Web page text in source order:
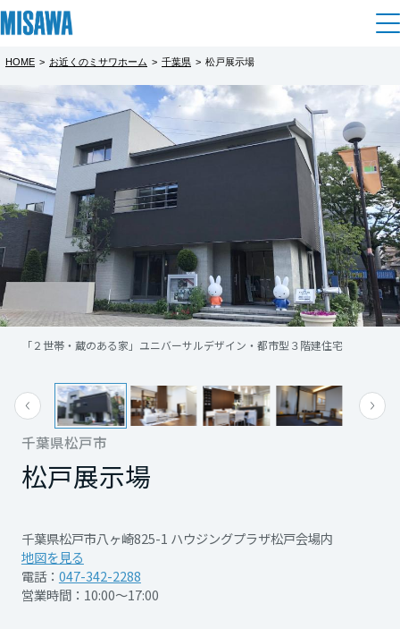
住まい
建てる [注文住宅]
商品ラインアップ
デザイン
テクノロジー（住まいの性能）
建築事例・建築実例
デザイナーズギャラリー
インテリア
住まいづくりガイド
買う
分譲住宅（建売・土地）検索
中古住宅検索
土地活用
個人のお客さま
賃貸住宅
賃貸併用住宅
店舗・各種施設
土地活用実例
法人のお客さま
社宅建築
医療・介護・子育て・障がい福祉施設
リフォーム
戸建て・マンション
ミサワリフォームとは
リフォームの流れ
リフォームメニュー
リフォーム事例
事業用
事業用リノベーション
ホテル・旅館リフォーム
まちづくり
複合開発・投資開発
再開発・官民連携事業
分譲マンション開発事業
収益不動産・投資開発事業
建築再生事業
事業用売買
オーナーサポート
住まいるりんぐ（ロングサポート）
保証制度
ミサワリフォーム
ご相談窓口
業・IR情報
企業・IR
ニュース
MISAWAについて
ミサワホームグループ
展示場・イベント情報
住まいのご相談
HOME > お近くのミサワホーム > 千葉県 > 松戸展示場
千葉県松戸市
松戸展示場
千葉県松戸市八ヶ崎825-1 ハウジングプラザ松戸会場内
地図を見る
電話： 047-342-2288
営業時間：10:00～17:00
「２世帯・蔵のある家」ユニバーサルデザイン・都市型３階建住宅
大きな開口を設け内と外がつながる、自然と一体となれるくつろぎの空間
都道府県を選択
北海道
北海道
東北
青森県
岩手県
宮城県
山形県
【完成予約制】完成建物見学会
完全予約制
百聞は一見に如かず。
「実物大の建物が見たい！」というご要望に
お応えして
「完成建物見学会」を実施しております。
ます。
毎週、違った建物をご見学いただけますの
で、
会場の詳細や お時間など
もっと見る
ご案内を見る